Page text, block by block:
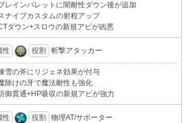
レインバレットに闇耐性ダウン後が追加
ナイプカスタムの射程アップ
ダウン+スロウの新規アビが凶悪
性 役割 斬撃アタッカー
雪の斧にリジェネ効果が付与
除けの牙で魔法耐性も強化
御貫通+HP吸収の新規アビが強力
性 役割 物理AT/サポーター